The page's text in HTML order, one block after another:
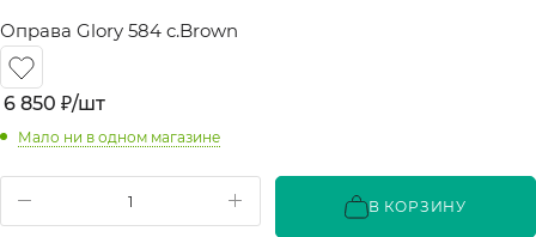
Оправа Glory 584 c.Brown
6 850 ₽/шт
Мало ни в одном магазине
В КОРЗИНУ